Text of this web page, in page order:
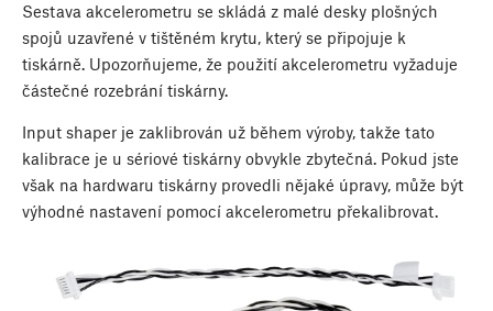
Sestava akcelerometru se skládá z malé desky plošných
spojů uzavřené v tištěném krytu, který se připojuje k
tiskárně. Upozorňujeme, že použití akcelerometru vyžaduje
částečné rozebrání tiskárny.
Input shaper je zaklibrován už během výroby, takže tato
kalibrace je u sériové tiskárny obvykle zbytečná. Pokud jste
však na hardwaru tiskárny provedli nějaké úpravy, může být
výhodné nastavení pomocí akcelerometru překalibrovat.